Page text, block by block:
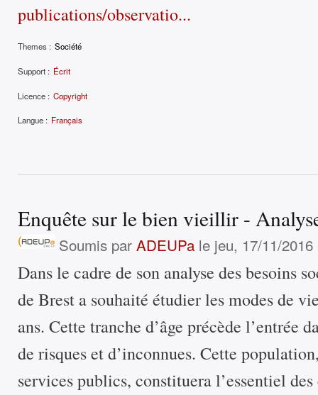
publications/observatio...
Themes : Société
Support : Écrit
Licence : Copyright
Langue : Français
Enquête sur le bien vieillir -
Soumis par ADEUPale jeu, 17/11/2016
Dans le cadre de son analyse des besoins
de Brest a souhaité étudier les modes de
ans. Cette tranche d’âge précède l’entrée
de risques et d’inconnues. Cette
services publics, constituera l’essentiel